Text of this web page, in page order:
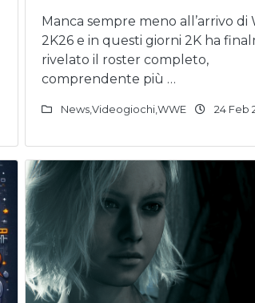
Manca sempre meno all’arrivo di
2K26 e in questi giorni 2K ha
rivelato il roster completo,
comprendente più …
NewsVideogiochiWWE 24 Feb